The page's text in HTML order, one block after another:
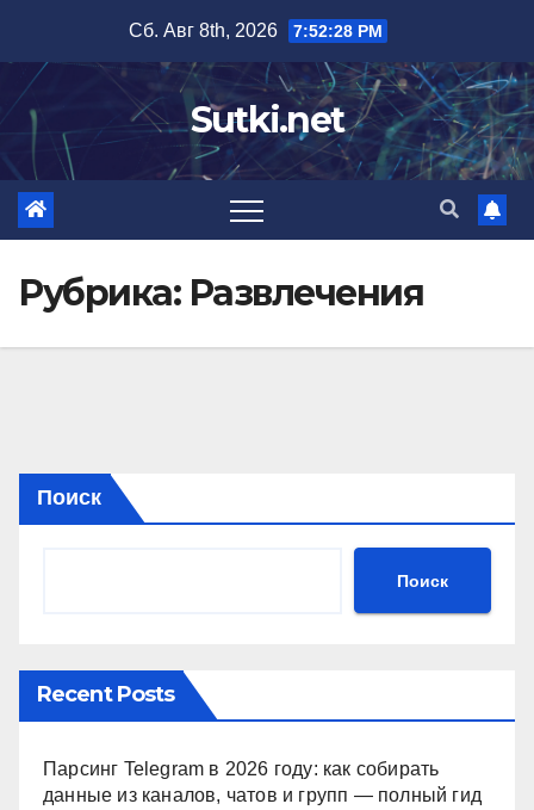
содержимому
Сб. Авг 8th, 2026 7:52:28 PM
Sutki.net
Рубрика: Развлечения
Поиск
Поиск
Recent Posts
Парсинг Telegram в 2026 году: как собирать
данные из каналов, чатов и групп — полный гид